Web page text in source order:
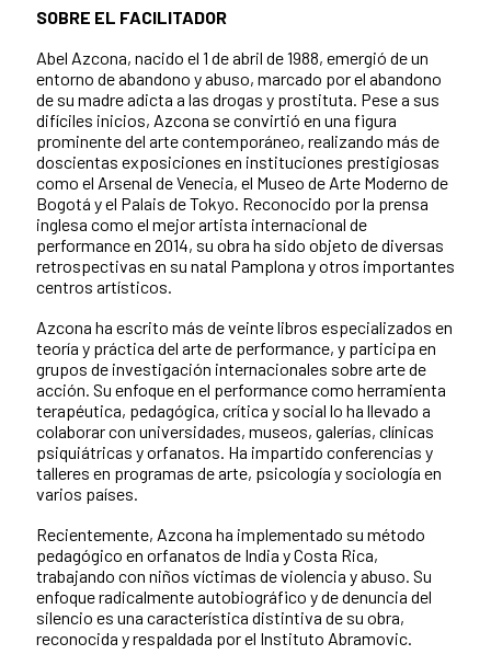
SOBRE EL FACILITADOR
Abel Azcona, nacido el 1 de abril de 1988, emergió de un
entorno de abandono y abuso, marcado por el abandono
de su madre adicta a las drogas y prostituta. Pese a sus
difíciles inicios, Azcona se convirtió en una figura
prominente del arte contemporáneo, realizando más de
doscientas exposiciones en instituciones prestigiosas
como el Arsenal de Venecia, el Museo de Arte Moderno de
Bogotá y el Palais de Tokyo. Reconocido por la prensa
inglesa como el mejor artista internacional de
performance en 2014, su obra ha sido objeto de diversas
retrospectivas en su natal Pamplona y otros importantes
centros artísticos.
Azcona ha escrito más de veinte libros especializados en
teoría y práctica del arte de performance, y participa en
grupos de investigación internacionales sobre arte de
acción. Su enfoque en el performance como herramienta
terapéutica, pedagógica, crítica y social lo ha llevado a
colaborar con universidades, museos, galerías, clínicas
psiquiátricas y orfanatos. Ha impartido conferencias y
talleres en programas de arte, psicología y sociología en
varios países.
Recientemente, Azcona ha implementado su método
pedagógico en orfanatos de India y Costa Rica,
trabajando con niños víctimas de violencia y abuso. Su
enfoque radicalmente autobiográfico y de denuncia del
silencio es una característica distintiva de su obra,
reconocida y respaldada por el Instituto Abramovic.